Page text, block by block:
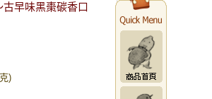
古早味黑棗碳香口
)